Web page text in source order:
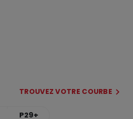
TROUVEZ VOTRE COURBE
P29+